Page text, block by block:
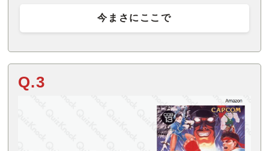
今まさにここで
Q.3